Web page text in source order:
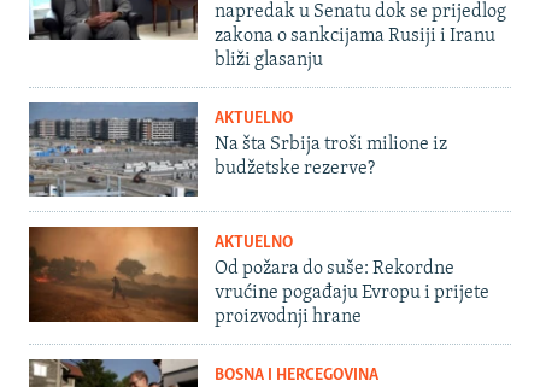
napredak u Senatu dok se prijedlog
zakona o sankcijama Rusiji i Iranu
bliži glasanju
AKTUELNO
Na šta Srbija troši milione iz
budžetske rezerve?
AKTUELNO
Od požara do suše: Rekordne
vrućine pogađaju Evropu i prijete
proizvodnji hrane
BOSNA I HERCEGOVINA